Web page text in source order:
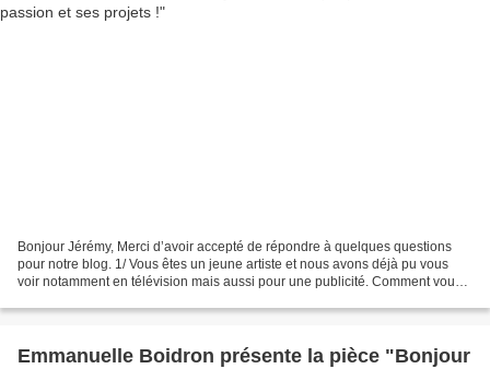
Bonjour Jérémy, Merci d’avoir accepté de répondre à quelques questions
pour notre blog. 1/ Vous êtes un jeune artiste et nous avons déjà pu vous
voir notamment en télévision mais aussi pour une publicité. Comment vous
Emmanuelle Boidron présente la pièce "Bonjour